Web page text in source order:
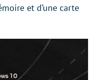
et d’une carte